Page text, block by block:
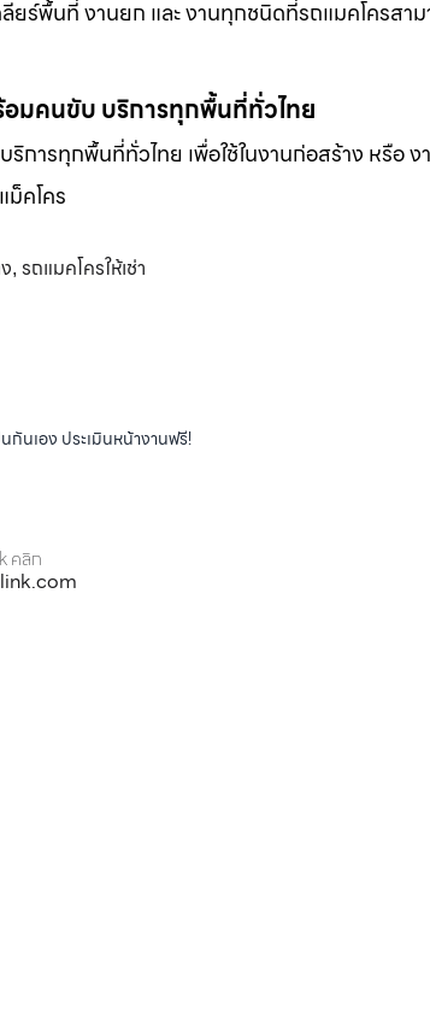
ร์พื้นที่ งานยก และ งานทุกชนิดที่รถแมคโครสาม
อมคนขับ บริการทุกพื้นที่ทั่วไทย
การทุกพื้นที่ทั่วไทย เพื่อใช้ในงานก่อสร้าง หรือ
คโคร
, รถแมคโครให้เช่า
นเอง ประเมินหน้างานฟรี!
คลิก